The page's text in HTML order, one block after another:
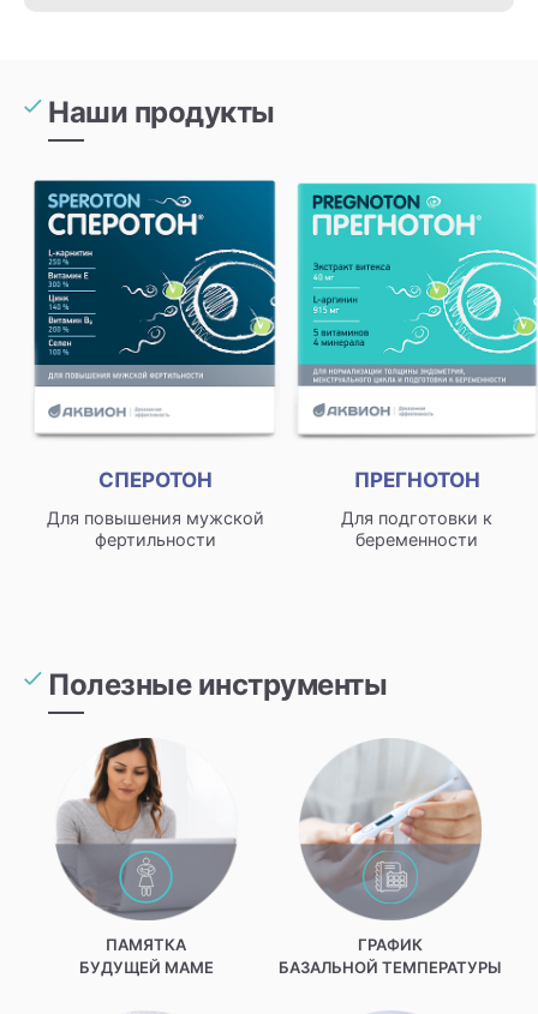
Наши продукты
СПЕРОТОН
Для повышения мужской
фертильности
ПРЕГНОТОН
Для подготовки к
беременности
Полезные инструменты
ПАМЯТКА
БУДУЩЕЙ МАМЕ
ГРАФИК
БАЗАЛЬНОЙ ТЕМПЕРАТУРЫ